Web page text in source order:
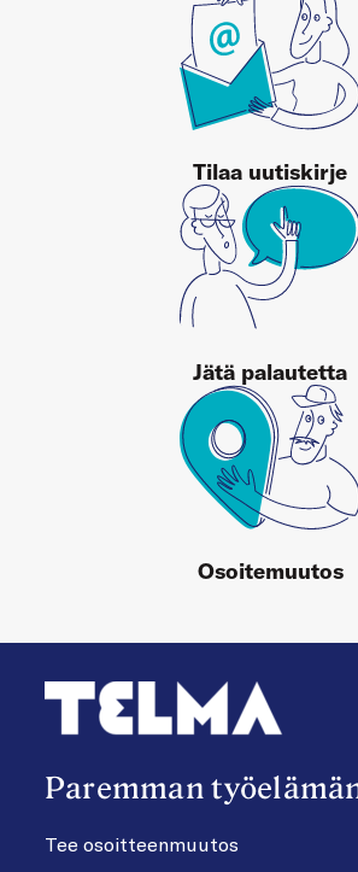
Tilaa uutiskirje
Jätä palautetta
Osoitemuutos
Paremman
Tee osoitteenmuutos